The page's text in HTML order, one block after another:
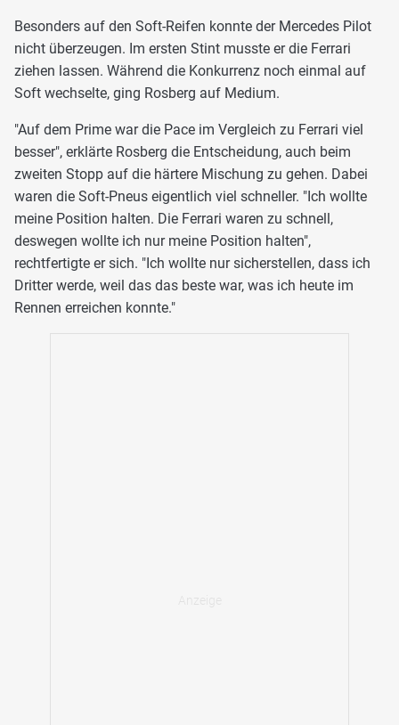
Besonders auf den Soft-Reifen konnte der Mercedes Pilot
nicht überzeugen. Im ersten Stint musste er die Ferrari
ziehen lassen. Während die Konkurrenz noch einmal auf
Soft wechselte, ging Rosberg auf Medium.
"Auf dem Prime war die Pace im Vergleich zu Ferrari viel
besser", erklärte Rosberg die Entscheidung, auch beim
zweiten Stopp auf die härtere Mischung zu gehen. Dabei
waren die Soft-Pneus eigentlich viel schneller. "Ich wollte
meine Position halten. Die Ferrari waren zu schnell,
deswegen wollte ich nur meine Position halten",
rechtfertigte er sich. "Ich wollte nur sicherstellen, dass ich
Dritter werde, weil das das beste war, was ich heute im
Rennen erreichen konnte."